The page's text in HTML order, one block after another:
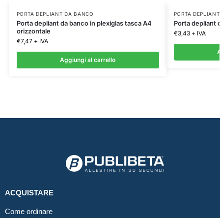
PORTA DEPLIANT DA BANCO
Porta depliant da banco in plexiglas tasca A4
orizzontale
€7,47 + IVA
Aggiungi al carrello
PORTA
Porta depliant
€3,43 + IVA
ACQUISTARE
Come ordinare